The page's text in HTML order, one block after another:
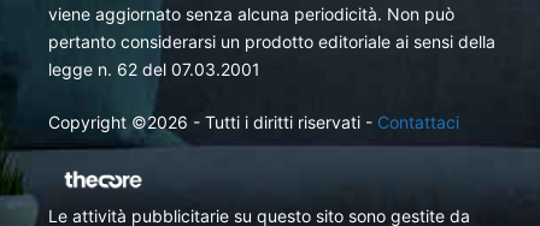
viene aggiornato senza alcuna periodicità. Non può
pertanto considerarsi un prodotto editoriale ai sensi della
legge n. 62 del 07.03.2001
Copyright ©2026 - Tutti i diritti riservati - Contattaci
Le attività pubblicitarie su questo sito sono gestite da